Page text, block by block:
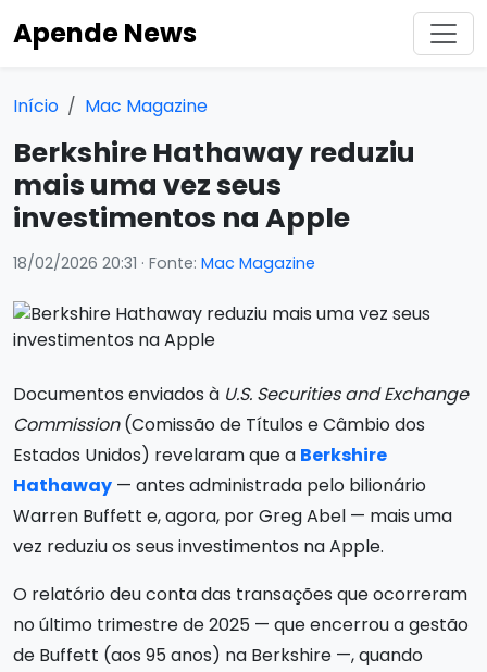
Apende News
Início Mac Magazine
Berkshire Hathaway reduziu
mais uma vez seus
investimentos na Apple
18/02/2026 20:31 · Fonte: Mac Magazine
Documentos enviados à U.S. Securities and Exchange
Commission(Comissão de Títulos e Câmbio dos
Estados Unidos) revelaram que a Berkshire
Hathaway — antes administrada pelo bilionário
Warren Buffett e, agora, por Greg Abel — mais uma
vez reduziu os seus investimentos na Apple.
O relatório deu conta das transações que ocorreram
no último trimestre de 2025 — que encerrou a gestão
de Buffett (aos 95 anos) na Berkshire —, quando